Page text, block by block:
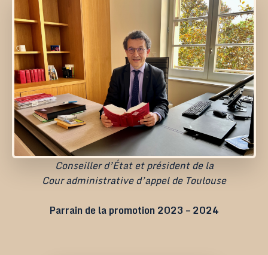
Conseiller d’État et président de la
Cour administrative d’appel de Toulouse
Parrain de la promotion 2023 – 2024